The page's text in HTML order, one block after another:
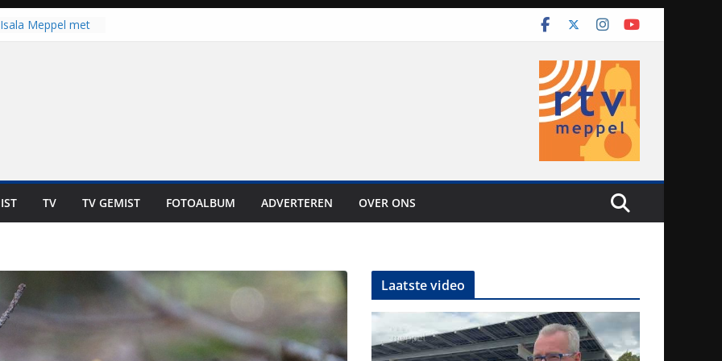
Meppel met
niet in geld uit te
TV TV GEMIST FOTOALBUM ADVERTEREN OVER ONS
Laatste video